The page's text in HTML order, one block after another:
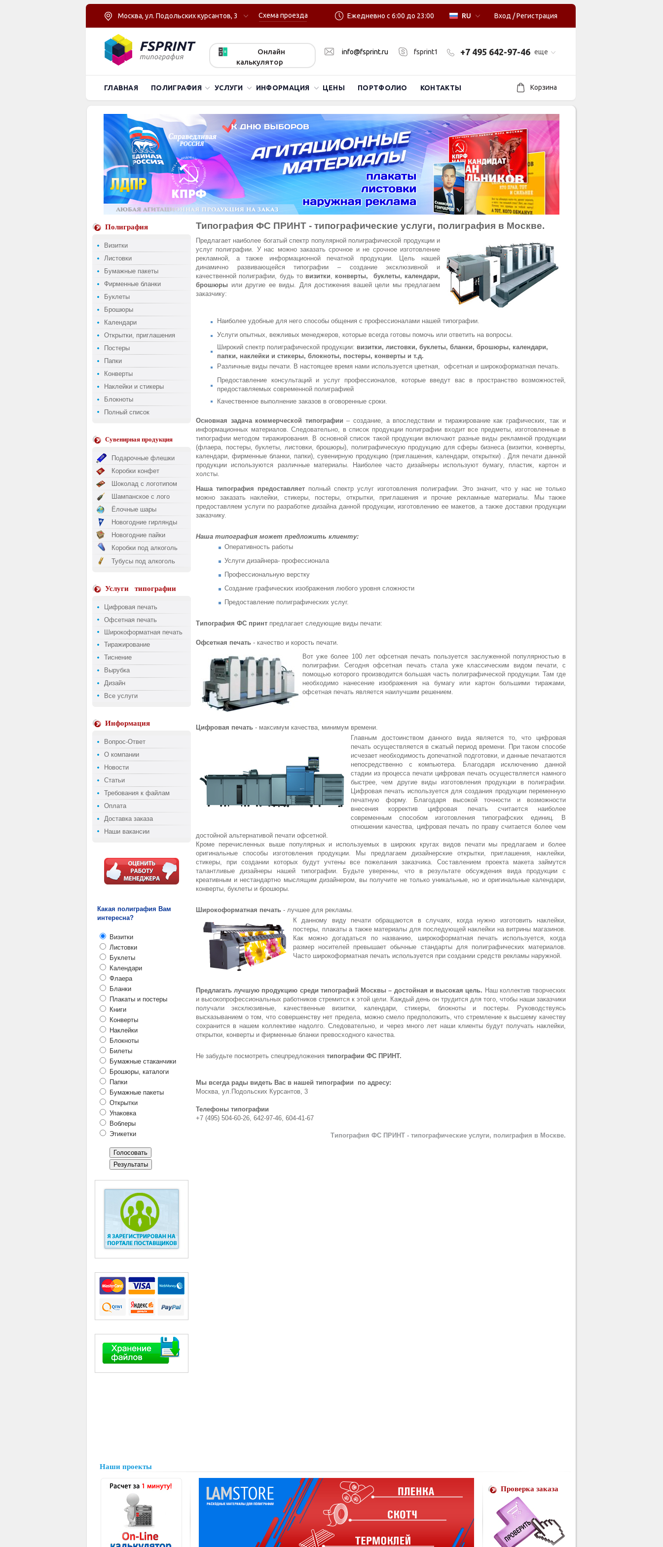
Москва, ул. Подольских курсантов, 3 Схема проезда Вход /Регистрация
RU
Ежедневно с 6:00 до 23:00
Онлайн
калькулятор
info@fsprint.ru fsprint1 еще
+7 495 642-97-46
ГЛАВНАЯ ПОЛИГРАФИЯ УСЛУГИ ИНФОРМАЦИЯ ЦЕНЫ ПОРТФОЛИО КОНТАКТЫ Корзина
Полиграфия
Визитки
Листовки
Бумажные пакеты
Фирменные бланки
Буклеты
Брошюры
Календари
Открытки, приглашения
Постеры
Папки
Конверты
Наклейки и стикеры
Блокноты
Полный список
Сувенирная продукция
Подарочные флешки
Коробки конфет
Шоколад с логотипом
Шампанское с лого
Ёлочные шары
Новогодние гирлянды
Новогодние пайки
Коробки под алкоголь
Тубусы под алкоголь
Услуги типографии
Цифровая печать
Офсетная печать
Широкоформатная печать
Тиражирование
Тиснение
Вырубка
Дизайн
Все услуги
Информация
Вопрос-Ответ
О компании
Новости
Статьи
Требования к файлам
Оплата
Доставка заказа
Наши вакансии
Какая полиграфия Вам
интересна?
Визитки
Листовки
Буклеты
Календари
Флаера
Бланки
Плакаты и постеры
Книги
Конверты
Наклейки
Блокноты
Билеты
Бумажные стаканчики
Брошюры, каталоги
Папки
Бумажные пакеты
Открытки
Упаковка
Воблеры
Этикетки
Типография ФС ПРИНТ - типографические услуги, полиграфия в Москве.
Предлагает наиболее богатый спектр популярной полиграфической продукции и
услуг полиграфии. У нас можно заказать срочное и не срочное изготовление
рекламной, а также информационной печатной продукции. Цель нашей
динамично развивающейся типографии – создание эксклюзивной и
качественной полиграфии, будь то визитки, конверты, буклеты, календари,
брошюры или другие ее виды. Для достижения вашей цели мы предлагаем
заказчику:
Наиболее удобные для него способы общения с профессионалами нашей типографии.
Услуги опытных, вежливых менеджеров, которые всегда готовы помочь или ответить на вопросы.
Широкий спектр полиграфической продукции: визитки, листовки, буклеты, бланки, брошюры, календари,
папки, наклейки и стикеры, блокноты, постеры, конверты и т.д.
Различные виды печати. В настоящее время нами используется цветная, офсетная и широкоформатная печать.
Предоставление консультаций и услуг профессионалов, которые введут вас в пространство возможностей,
предоставляемых современной полиграфией
Качественное выполнение заказов в оговоренные сроки.
Основная задача коммерческой типографии– создание, а впоследствии и тиражирование как графических, так и
информационных материалов. Следовательно, в список продукции полиграфии входит все предметы, изготовленные в
типографии методом тиражирования. В основной список такой продукции включают разные виды рекламной продукции
(флаера, постеры, буклеты, листовки, брошюры), полиграфическую продукцию для сферы бизнеса (визитки, конверты,
календари, фирменные бланки, папки), сувенирную продукцию (приглашения, календари, открытки) . Для печати данной
продукции используются различные материалы. Наиболее часто дизайнеры используют бумагу, пластик, картон и
холсты.
Наша типография предоставляет полный спектр услуг изготовления полиграфии. Это значит, что у нас не только
можно заказать наклейки, стикеры, постеры, открытки, приглашения и прочие рекламные материалы. Мы также
предоставляем услуги по разработке дизайна данной продукции, изготовлению ее макетов, а также доставки продукции
заказчику.
Наша типография может предложить клиенту:
Оперативность работы
Услуги дизайнера- профессионала
Профессиональную верстку
Создание графических изображения любого уровня сложности
Предоставление полиграфических услуг.
Типография ФС принт предлагает следующие виды печати:
Офсетная печать - качество и корость печати.
Вот уже более 100 лет офсетная печать пользуется заслуженной популярностью в
полиграфии. Сегодня офсетная печать стала уже классическим видом печати, с
помощью которого производится большая часть полиграфической продукции. Там где
необходимо нанесение изображения на бумагу или картон большими тиражами,
офсетная печать является наилучшим решением.
Цифровая печать - максимум качества, минимум времени.
Главным достоинством данного вида является то, что цифровая
печать осуществляется в сжатый период времени. При таком способе
исчезает необходимость допечатной подготовки, и данные печатаются
непосредственно с компьютера. Благодаря исключению данной
стадии из процесса печати цифровая печать осуществляется намного
быстрее, чем другие виды изготовления продукции в полиграфии.
Цифровая печать используется для создания продукции переменную
печатную форму. Благодаря высокой точности и возможности
внесения корректив цифровая печать считается наиболее
современным способом изготовления типографских единиц. В
отношении качества, цифровая печать по праву считается более чем
достойной альтернативой печати офсетной.
Кроме перечисленных выше популярных и используемых в широких кругах видов печати мы предлагаем и более
оригинальные способы изготовления продукции. Мы предлагаем дизайнерские открытки, приглашения, наклейки,
стикеры, при создании которых будут учтены все пожелания заказчика. Составлением проекта макета займутся
талантливые дизайнеры нашей типографии. Будьте уверенны, что в результате обсуждения вида продукции с
креативным и нестандартно мыслящим дизайнером, вы получите не только уникальные, но и оригинальные календари,
конверты, буклеты и брошюры.
Широкоформатная печать - лучшее для рекламы.
К данному виду печати обращаются в случаях, когда нужно изготовить наклейки,
постеры, плакаты а также материалы для последующей наклейки на витрины магазинов.
Как можно догадаться по названию, широкоформатная печать используется, когда
размер носителей превышает обычные стандарты для полиграфических материалов.
Часто широкоформатная печать используется при создании средств рекламы наружной.
Предлагать лучшую продукцию среди типографий Москвы – достойная и высокая цель. Наш коллектив творческих
и высокопрофессиональных работников стремится к этой цели. Каждый день он трудится для того, чтобы наши заказчики
получали эксклюзивные, качественные визитки, календари, стикеры, блокноты и постеры. Руководствуясь
высказыванием о том, что совершенству нет предела, можно смело предположить, что стремление к высшему качеству
сохранится в нашем коллективе надолго. Следовательно, и через много лет наши клиенты будут получать наклейки,
открытки, конверты и фирменные бланки превосходного качества.
Не забудьте посмотреть спецпредложения типографии ФС ПРИНТ.
Мы всегда рады видеть Вас в нашей типографии по адресу:
Москва, ул.Подольских Курсантов, 3
Телефоны типографии
+7 (495) 504-60-26, 642-97-46, 604-41-67
Типография ФС ПРИНТ - типографические услуги, полиграфия в Москве.
Наши проекты
Проверка заказа